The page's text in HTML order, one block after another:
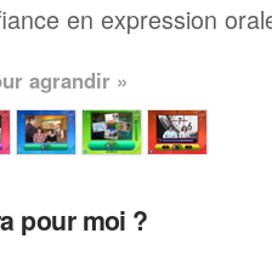
en expression
agrandir »
pour moi ?